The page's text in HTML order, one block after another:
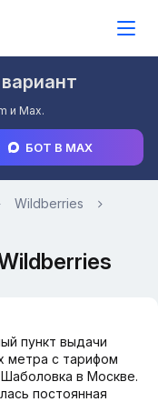
и Max.
БОТ В MAX
Wildberries
пункт выдачи
метра с тарифом
в Москве.
постоянная